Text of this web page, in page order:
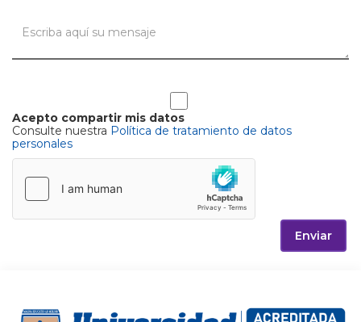
Acepto compartir mis datos
Consulte nuestra Política de tratamiento de datos
personales
Enviar